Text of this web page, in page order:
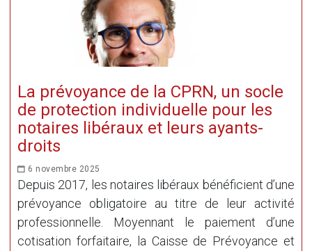
La prévoyance de la CPRN, un socle
de protection individuelle pour les
notaires libéraux et leurs ayants-
droits
6 novembre 2025
Depuis 2017, les notaires libéraux bénéficient d’une
prévoyance obligatoire au titre de leur activité
professionnelle. Moyennant le paiement d’une
cotisation forfaitaire, la Caisse de Prévoyance et